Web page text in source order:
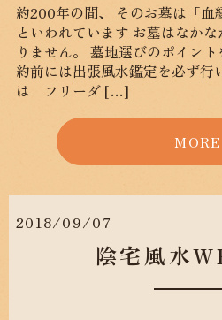
約200年の間、 そのお墓は「血
といわれています お墓はなか
りません。 墓地選びのポイン
約前には出張風水鑑定を必ず行
は フリーダ […]
MORE
2018/09/07
陰宅風水